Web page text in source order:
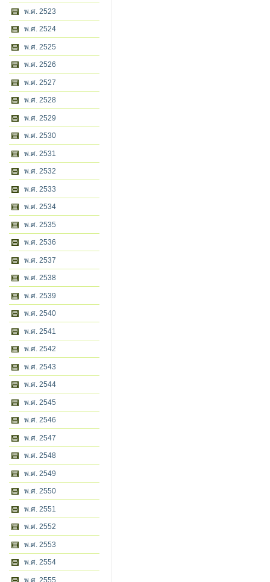
พ.ศ. 2523
พ.ศ. 2524
พ.ศ. 2525
พ.ศ. 2526
พ.ศ. 2527
พ.ศ. 2528
พ.ศ. 2529
พ.ศ. 2530
พ.ศ. 2531
พ.ศ. 2532
พ.ศ. 2533
พ.ศ. 2534
พ.ศ. 2535
พ.ศ. 2536
พ.ศ. 2537
พ.ศ. 2538
พ.ศ. 2539
พ.ศ. 2540
พ.ศ. 2541
พ.ศ. 2542
พ.ศ. 2543
พ.ศ. 2544
พ.ศ. 2545
พ.ศ. 2546
พ.ศ. 2547
พ.ศ. 2548
พ.ศ. 2549
พ.ศ. 2550
พ.ศ. 2551
พ.ศ. 2552
พ.ศ. 2553
พ.ศ. 2554
พ.ศ. 2555